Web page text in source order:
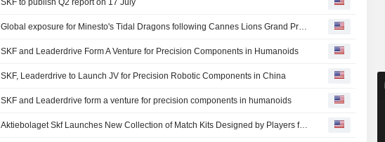
SKF to publish Q2 report on 17 July
Global exposure for Minesto's Tidal Dragons following Cannes Lions Grand Prix win
SKF and Leaderdrive Form A Venture for Precision Components in Humanoids
SKF, Leaderdrive to Launch JV for Precision Robotic Components in China
SKF and Leaderdrive form a venture for precision components in humanoids
Aktiebolaget Skf Launches New Collection of Match Kits Designed by Players for Players